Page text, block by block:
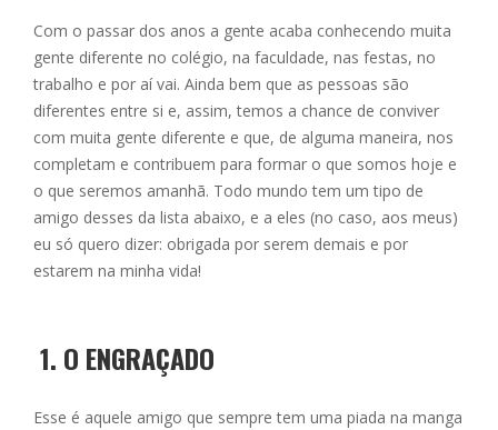
e
b
o
o
k
ss
e
n
g
er
ai
l
at
s
A
p
p
h
ar
e
Com o passar dos anos a gente acaba conhecendo muita
gente diferente no colégio, na faculdade, nas festas, no
trabalho e por aí vai. Ainda bem que as pessoas são
diferentes entre si e, assim, temos a chance de conviver
com muita gente diferente e que, de alguma maneira, nos
completam e contribuem para formar o que somos hoje e
o que seremos amanhã. Todo mundo tem um tipo de
amigo desses da lista abaixo, e a eles (no caso, aos meus)
eu só quero dizer: obrigada por serem demais e por
estarem na minha vida!
1. O ENGRAÇADO
Esse é aquele amigo que sempre tem uma piada na manga